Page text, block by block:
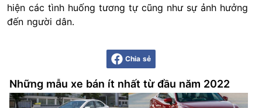
hiện các tình huống tương tự cũng như sự ảnh hưởng
đến người dân.
Chia sẻ
Những mẫu xe bán ít nhất từ đầu năm 2022